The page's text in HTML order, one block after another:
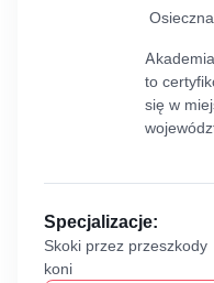
to
się w
Specjalizacje:
Skoki przez
koni